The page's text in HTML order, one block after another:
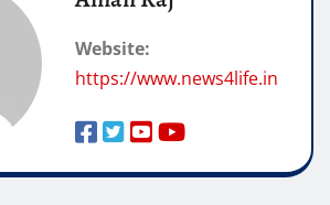
Website:
https://www.news4life.in